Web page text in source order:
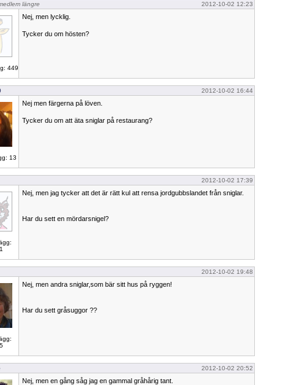
längre 2012-10-02 12:23
449
Nej, men lycklig.
Tycker du om hösten?
2012-10-02 16:44
13
Nej men färgerna på löven.
Tycker du om att äta sniglar på restaurang?
2012-10-02 17:39
Nej, men jag tycker att det är rätt kul att rensa jordgubbslandet från sniglar.
Har du sett en mördarsnigel?
2012-10-02 19:48
Nej, men andra sniglar,som bär sitt hus på ryggen!
Har du sett gråsuggor ??
2012-10-02 20:52
Nej, men en gång såg jag en gammal gråhårig tant.